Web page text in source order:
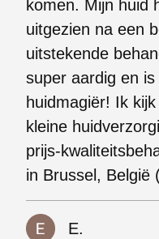
komen. Mijn huid
uitgezien na een
uitstekende
super aardig en
huidmagiër! Ik
kleine
prijs-
in Brussel, België
E.